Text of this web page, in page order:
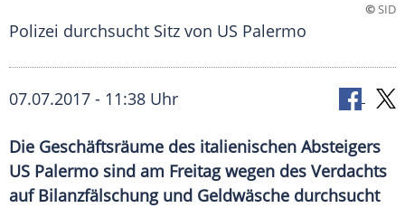
©SID
Polizei durchsucht Sitz von US Palermo
07.07.2017 - 11:38 Uhr
Die Geschäftsräume des italienischen Absteigers
US Palermo sind am Freitag wegen des Verdachts
auf Bilanzfälschung und Geldwäsche durchsucht